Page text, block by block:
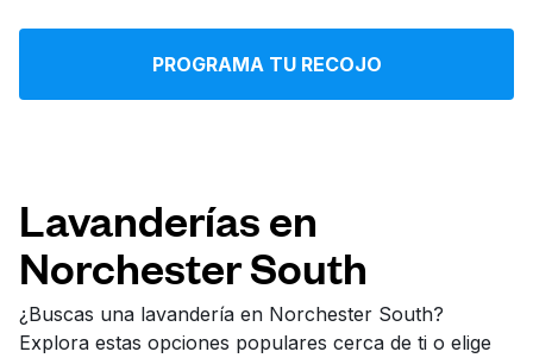
Iniciar sesión
Síguenos en
PROGRAMA TU RECOJO
Lavanderías en
Norchester South
¿Buscas una lavandería en Norchester South?
Explora estas opciones populares cerca de ti o elige